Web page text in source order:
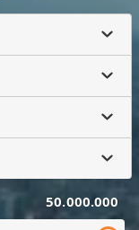
50.000.000